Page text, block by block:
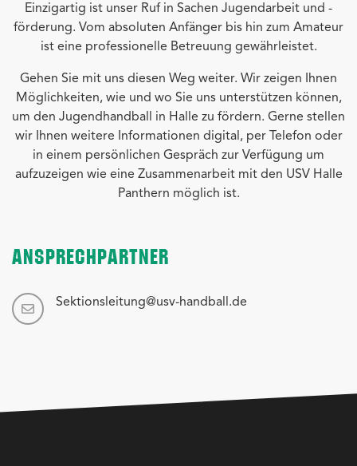
Einzigartig ist unser Ruf in Sachen Jugendarbeit und -
förderung. Vom absoluten Anfänger bis hin zum Amateur
ist eine professionelle Betreuung gewährleistet.
Gehen Sie mit uns diesen Weg weiter. Wir zeigen Ihnen
Möglichkeiten, wie und wo Sie uns unterstützen können,
um den Jugendhandball in Halle zu fördern. Gerne stellen
wir Ihnen weitere Informationen digital, per Telefon oder
in einem persönlichen Gespräch zur Verfügung um
aufzuzeigen wie eine Zusammenarbeit mit den USV Halle
Panthern möglich ist.
ANSPRECHPARTNER
Sektionsleitung@usv-handball.de